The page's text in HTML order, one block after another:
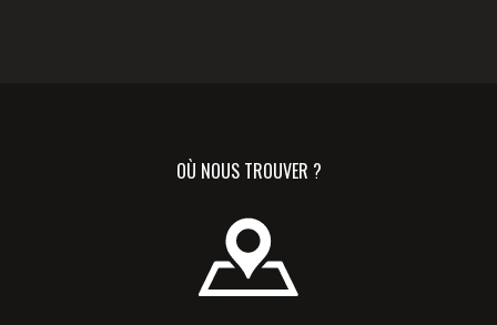
OÙ NOUS TROUVER ?